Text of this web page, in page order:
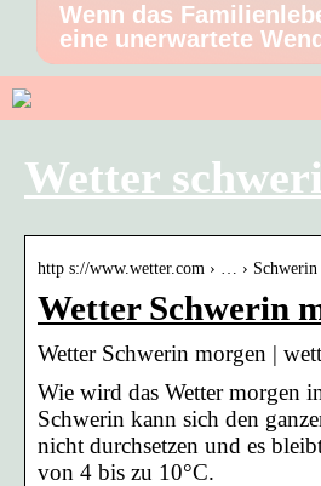
Wenn das
eine unerwartete
Wetter
http s://www.wetter.com › … › Schwerin
Wetter Schwerin
Wetter Schwerin morgen |
Wie wird das Wetter morgen
Schwerin kann sich den
nicht durchsetzen und es
von 4 bis zu 10°C.